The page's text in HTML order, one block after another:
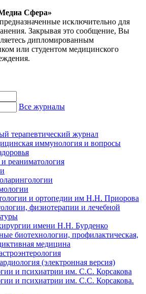
Сфера»
исключительно для
Закрывая это сообщение, Вы
дипломированным
или студентом медицинского
Все журналы
терапевтический журнал
иммунология и вопросы
реаниматология
и ортопедии им Н.Н. Приорова
физиотерапии и лечебной
имени Н.Н. Бурденко
биотехнологии, профилактическая,
медицина
(электронная версия)
и психиатрии им. С.С. Корсакова
и психиатрии им. С.С. Корсакова.